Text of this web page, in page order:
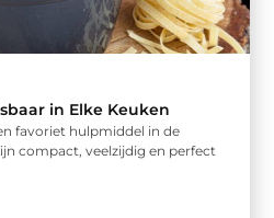
in Elke Keuken
favoriet hulpmiddel in de
compact, veelzijdig en perfect